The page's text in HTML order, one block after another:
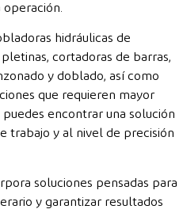
hidráulicas de
cortadoras de barras,
y doblado, así como
que requieren mayor
encontrar una solución
trabajo y al nivel de precisión
soluciones pensadas para
y garantizar resultados